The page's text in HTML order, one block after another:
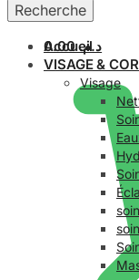
Recherche
د.م.0.00
Recherche
Accueil
VISAGE &
Visage